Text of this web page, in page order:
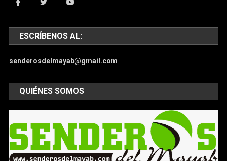
ESCRÍBENOS AL:
senderosdelmayab@gmail.com
QUIÉNES SOMOS